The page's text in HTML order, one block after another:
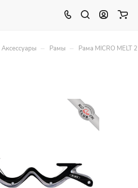
Аксессуары – Рамы – Рама MICRO MELT